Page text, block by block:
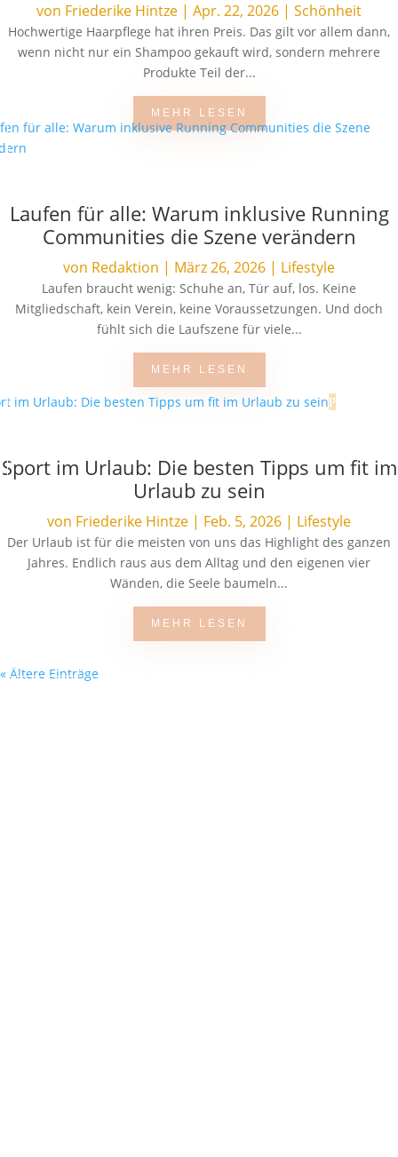
von Friederike Hintze | Apr. 22, 2026 | Schönheit
Hochwertige Haarpflege hat ihren Preis. Das gilt vor allem dann,
wenn nicht nur ein Shampoo gekauft wird, sondern mehrere
Produkte Teil der...
MEHR LESEN
Laufen für alle: Warum inklusive Running
Communities die Szene verändern
von Redaktion | März 26, 2026 | Lifestyle
Laufen braucht wenig: Schuhe an, Tür auf, los. Keine
Mitgliedschaft, kein Verein, keine Voraussetzungen. Und doch
fühlt sich die Laufszene für viele...
MEHR LESEN
Sport im Urlaub: Die besten Tipps um fit im
Urlaub zu sein
von Friederike Hintze | Feb. 5, 2026 | Lifestyle
Der Urlaub ist für die meisten von uns das Highlight des ganzen
Jahres. Endlich raus aus dem Alltag und den eigenen vier
Wänden, die Seele baumeln...
MEHR LESEN
« Ältere Einträge